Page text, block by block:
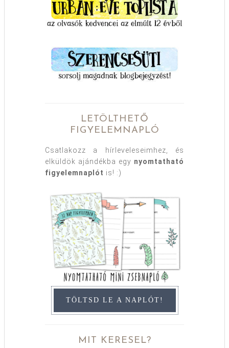
LETÖLTHETŐ
FIGYELEMNAPLÓ
Csatlakozz a hírleveleseimhez, és
elküldök ajándékba egy nyomtatható
figyelemnaplót is! :)
TÖLTSD LE A NAPLÓT!
MIT KERESEL?